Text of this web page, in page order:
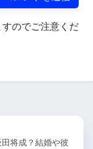
のでご注意くだ
将成？結婚や彼